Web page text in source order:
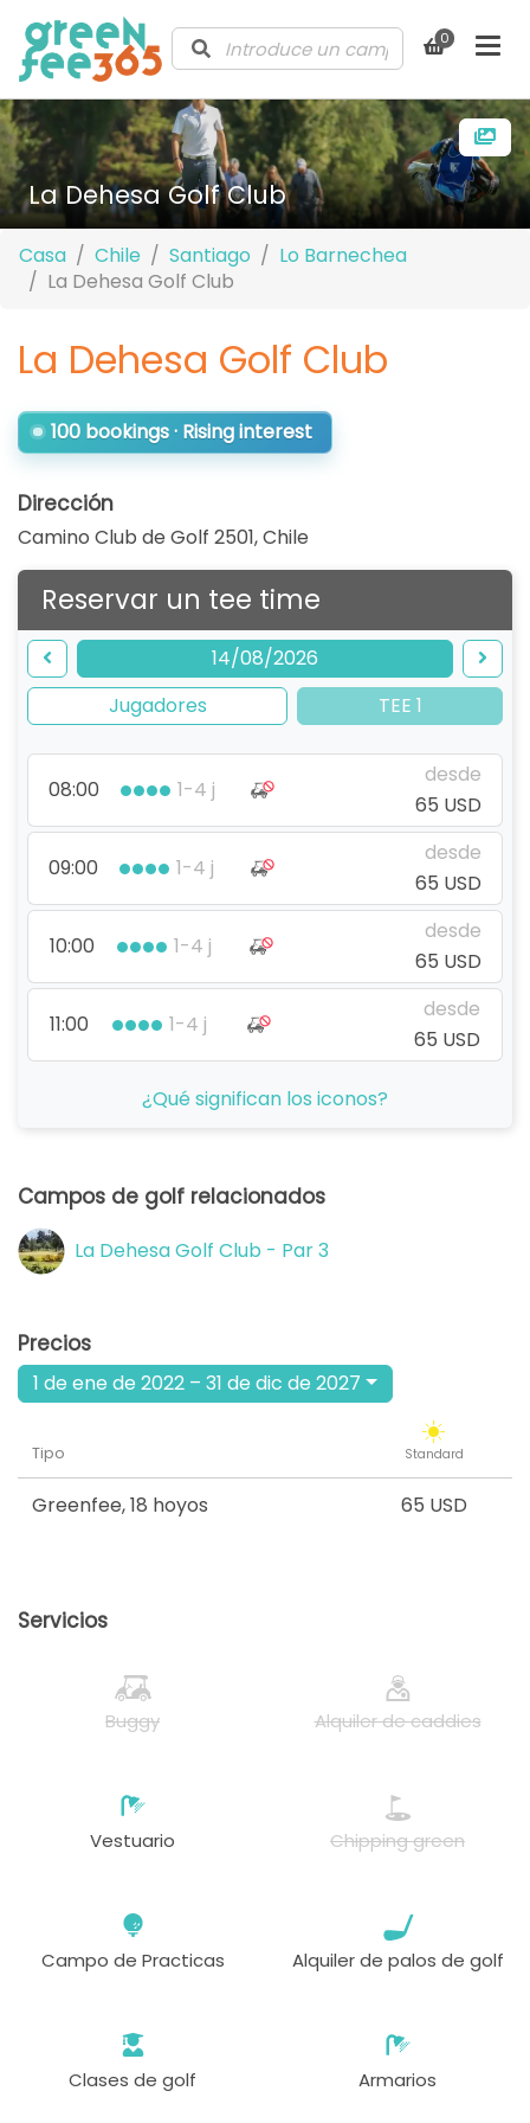
0
La Dehesa Golf Club
Casa Chile Santiago
Lo Barnechea
La Dehesa Golf Club
La Dehesa Golf Club
100 bookings · Rising interest
Dirección
Camino Club de Golf 2501,Chile
Reservar un tee time
14/08/2026
Jugadores
TEE 1
08:00 1-4 j
desde
65 USD
09:00 1-4 j
desde
65 USD
10:00 1-4 j
desde
65 USD
11:00 1-4 j
desde
65 USD
1-4 j
1-4 j
14:00 1-4 j
15:00
65 USD
¿Qué significan los iconos?
Campos de golf relacionados
La Dehesa Golf Club - Par 3
Precios
1 de ene de 2022 – 31 de dic de 2027
Tipo Standard
Greenfee,18 hoyos 65 USD
Servicios
Buggy Alquiler de caddies
Vestuario Chipping green
Campo de Practicas Alquiler de palos de golf
Clases de golf Armarios